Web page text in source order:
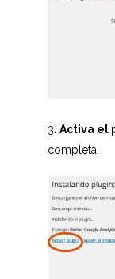
3. Activa el
completa.